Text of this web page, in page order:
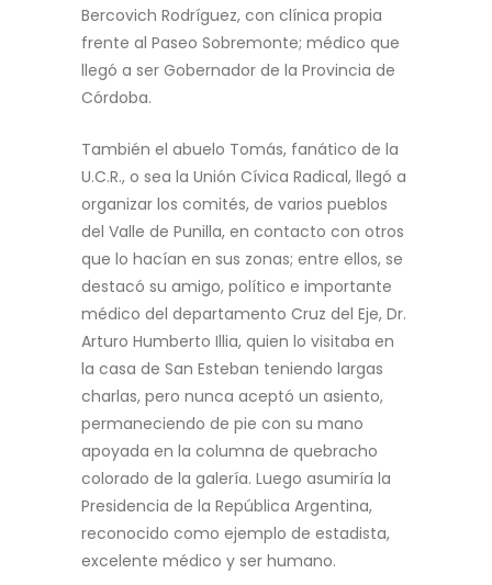
Bercovich Rodríguez, con clínica propia
frente al Paseo Sobremonte; médico que
llegó a ser Gobernador de la Provincia de
Córdoba.
También el abuelo Tomás, fanático de la
U.C.R., o sea la Unión Cívica Radical, llegó a
organizar los comités, de varios pueblos
del Valle de Punilla, en contacto con otros
que lo hacían en sus zonas; entre ellos, se
destacó su amigo, político e importante
médico del departamento Cruz del Eje, Dr.
Arturo Humberto Illia, quien lo visitaba en
la casa de San Esteban teniendo largas
charlas, pero nunca aceptó un asiento,
permaneciendo de pie con su mano
apoyada en la columna de quebracho
colorado de la galería. Luego asumiría la
Presidencia de la República Argentina,
reconocido como ejemplo de estadista,
excelente médico y ser humano.